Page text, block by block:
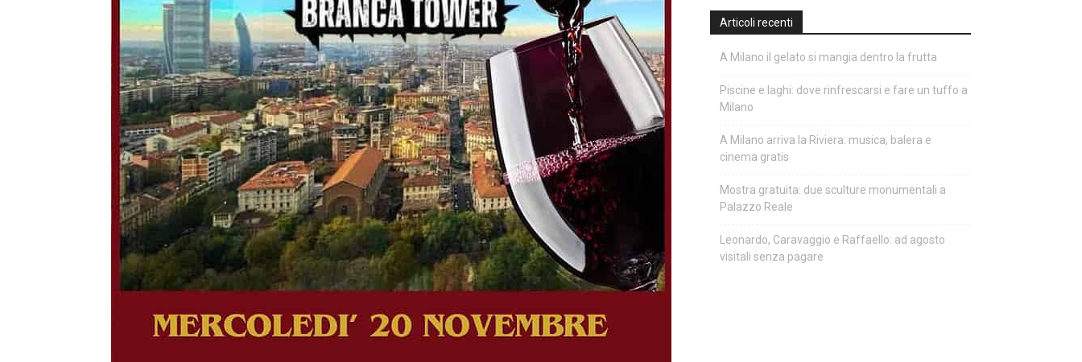
Articoli recenti
A Milano il gelato si mangia dentro la frutta
Piscine e laghi: dove rinfrescarsi e fare un tuffo a
Milano
A Milano arriva la Riviera: musica, balera e
cinema gratis
Mostra gratuita: due sculture monumentali a
Palazzo Reale
Leonardo, Caravaggio e Raffaello: ad agosto
visitali senza pagare